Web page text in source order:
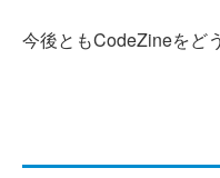
今後ともCodeZineをど